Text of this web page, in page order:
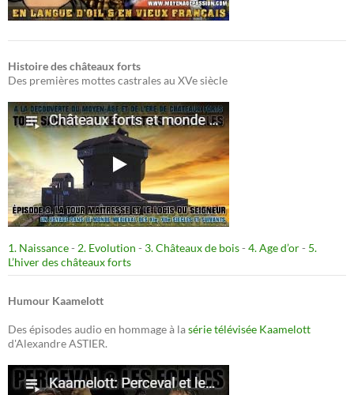
Histoire des châteaux forts
Des premières mottes castrales au XVe siècle
1. Naissance- 2. Evolution - 3. Châteaux de bois- 4. Age d’or- 5.
L’hiver des châteaux forts
Humour Kaamelott
Des épisodes audio en hommage à lasérie télévisée Kaamelott
d'Alexandre ASTIER.